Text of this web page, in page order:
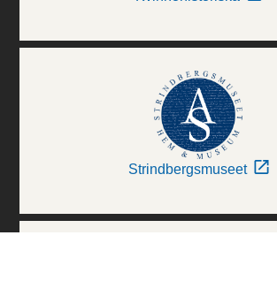
Strindbergsmuseet